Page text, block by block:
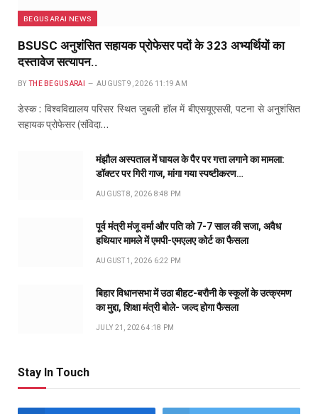
BEGUSARAI NEWS
BSUSC अनुशंसित सहायक प्रोफेसर पदों के 323 अभ्यर्थियों का
दस्तावेज सत्यापन..
BY THE BEGUSARAI AUGUST 9, 2026 11:19 AM
डेस्क : विश्वविद्यालय परिसर स्थित जुबली हॉल में बीएसयूएससी, पटना से अनुशंसित
सहायक प्रोफेसर (संविदा…
मंझौल अस्पताल में घायल के पैर पर गत्ता लगाने का मामला:
डॉक्टर पर गिरी गाज, मांगा गया स्पष्टीकरण…
AUGUST 8, 2026 8:48 PM
पूर्व मंत्री मंजू वर्मा और पति को 7-7 साल की सजा, अवैध
हथियार मामले में एमपी-एमएलए कोर्ट का फैसला
AUGUST 1, 2026 6:22 PM
बिहार विधानसभा में उठा बीहट-बरौनी के स्कूलों के उत्क्रमण
का मुद्दा, शिक्षा मंत्री बोले- जल्द होगा फैसला
JULY 21, 2026 4:18 PM
Stay In Touch